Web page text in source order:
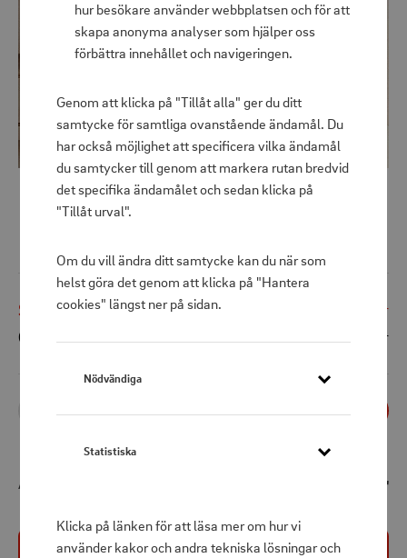
hur besökare använder webbplatsen och för att
skapa anonyma analyser som hjälper oss
förbättra innehållet och navigeringen.
Genom att klicka på "Tillåt alla" ger du ditt
samtycke för samtliga ovanstående ändamål. Du
har också möjlighet att specificera vilka ändamål
du samtycker till genom att markera rutan bredvid
det specifika ändamålet och sedan klicka på
"Tillåt urval".
Om du vill ändra ditt samtycke kan du när som
helst göra det genom att klicka på "Hantera
cookies" längst ner på sidan.
Nödvändiga
Statistiska
Klicka på länken för att läsa mer om hur vi
använder kakor och andra tekniska lösningar och
Shoppris
149 kr
Ord. pris
449 kr
1st
Att betala 149 kr
Köp nu